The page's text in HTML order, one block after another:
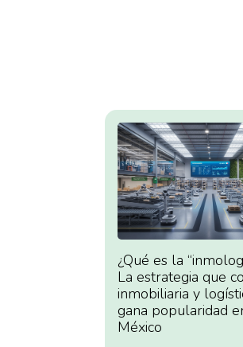
¿Qué es la
La estrategia que
inmobiliaria y
gana popularidad
México